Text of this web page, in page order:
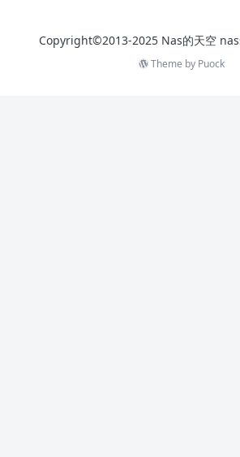
Copyright©2013-2025 Nas的天空
Theme by Puock